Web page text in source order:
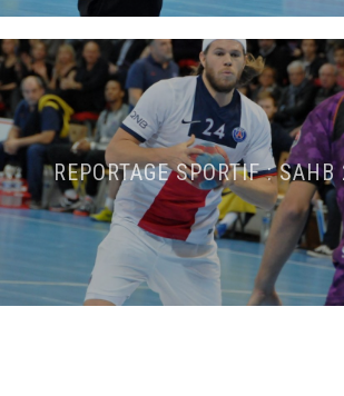
REPORTAGE SPORTIF :